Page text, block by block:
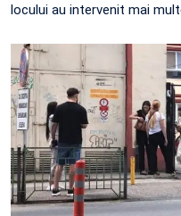
locului au intervenit mai